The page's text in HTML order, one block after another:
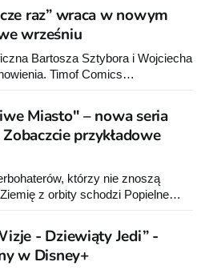
raz” wraca w nowym
wrześniu
Bartosza Sztybora i Wojciecha
Timof Comics
„Wróć do mnie, jeszcze
ukazało się w 2015 roku.
Miasto" – nowa seria
przykładowe
którzy nie znoszą
z orbity schodzi Popielne
na czele. Pierwszy tom nowej
MacKaya trafia do sklepów 12
przykładowe plansze.
- Dziewiąty Jedi” -
w Disney+